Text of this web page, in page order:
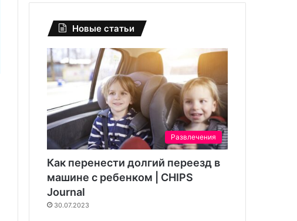
Новые статьи
Развлечения
Как перенести долгий переезд в
машине с ребенком | CHIPS
Journal
30.07.2023